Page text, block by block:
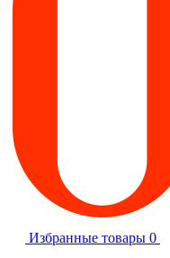
Избранные товары 0